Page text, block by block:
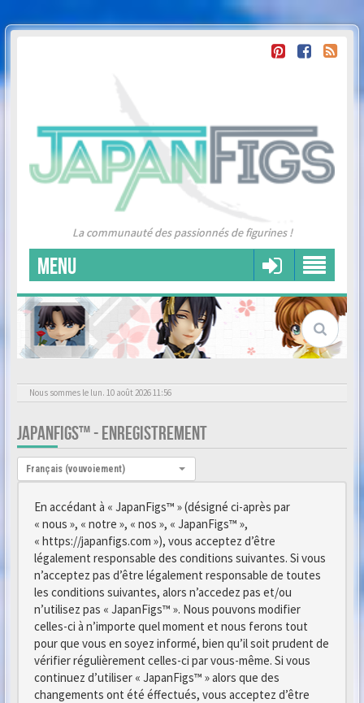
La communauté des passionnés de figurines !
MENU
Nous sommes le lun. 10 août 2026 11:56
JAPANFIGS™ - ENREGISTREMENT
Langue :
Français (vouvoiement)
En accédant à « JapanFigs™ » (désigné ci-après par
« nous », « notre », « nos », « JapanFigs™ »,
« https://japanfigs.com »), vous acceptez d’être
légalement responsable des conditions suivantes. Si vous
n’acceptez pas d’être légalement responsable de toutes
les conditions suivantes, alors n’accedez pas et/ou
n’utilisez pas « JapanFigs™ ». Nous pouvons modifier
celles-ci à n’importe quel moment et nous ferons tout
pour que vous en soyez informé, bien qu’il soit prudent de
vérifier régulièrement celles-ci par vous-même. Si vous
continuez d’utiliser « JapanFigs™ » alors que des
changements ont été éffectués, vous acceptez d’être